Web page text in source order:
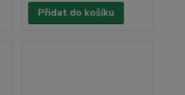
Přidat do košíku